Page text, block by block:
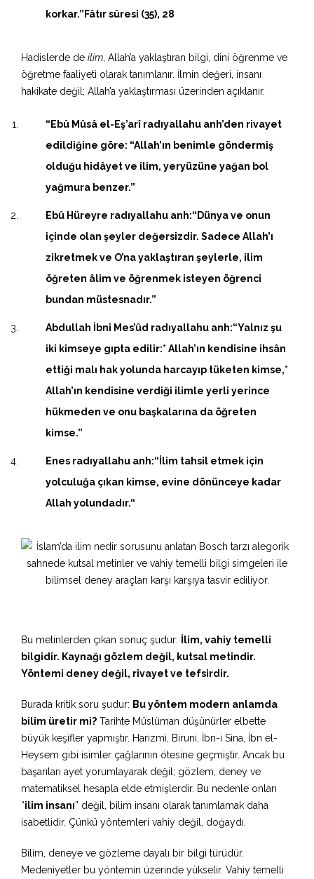
korkar.”Fâtır sûresi (35), 28
Hadislerde de ilim , Allah’a yaklaştıran bilgi, dini öğrenme ve
öğretme faaliyeti olarak tanımlanır. İlmin değeri, insanı
hakikate değil; Allah’a yaklaştırması üzerinden açıklanır.
“Ebû Mûsâ el-Eş’arî radıyallahu anh’den rivayet
edildiğine göre: “Allah’ın benimle göndermiş
olduğu hidâyet ve ilim, yeryüzüne yağan bol
yağmura benzer.”
Ebû Hüreyre radıyallahu anh:“Dünya ve onun
içinde olan şeyler değersizdir. Sadece Allah’ı
zikretmek ve O’na yaklaştıran şeylerle, ilim
öğreten âlim ve öğrenmek isteyen öğrenci
bundan müstesnadır.”
Abdullah İbni Mes’ûd radıyallahu anh:“Yalnız şu
iki kimseye gıpta edilir:* Allah’ın kendisine ihsân
ettiği malı hak yolunda harcayıp tüketen kimse,*
Allah’ın kendisine verdiği ilimle yerli yerince
hükmeden ve onu başkalarına da öğreten
kimse.”
Enes radıyallahu anh:“İlim tahsil etmek için
yolculuğa çıkan kimse, evine dönünceye kadar
Allah yolundadır.“
Bu metinlerden çıkan sonuç şudur: İlim, vahiy temelli
bilgidir. Kaynağı gözlem değil, kutsal metindir.
Yöntemi deney değil, rivayet ve tefsirdir.
Burada kritik soru şudur: Bu yöntem modern anlamda
bilim üretir mi? Tarihte Müslüman düşünürler elbette
büyük keşifler yapmıştır. Harizmi, Biruni, İbn-i Sina, İbn el-
Heysem gibi isimler çağlarının ötesine geçmiştir. Ancak bu
başarıları ayet yorumlayarak değil; gözlem, deney ve
matematiksel hesapla elde etmişlerdir. Bu nedenle onları
“ilim insanı” değil, bilim insanı olarak tanımlamak daha
isabetlidir. Çünkü yöntemleri vahiy değil, doğaydı.
Bilim, deneye ve gözleme dayalı bir bilgi türüdür.
Medeniyetler bu yöntemin üzerinde yükselir. Vahiy temelli